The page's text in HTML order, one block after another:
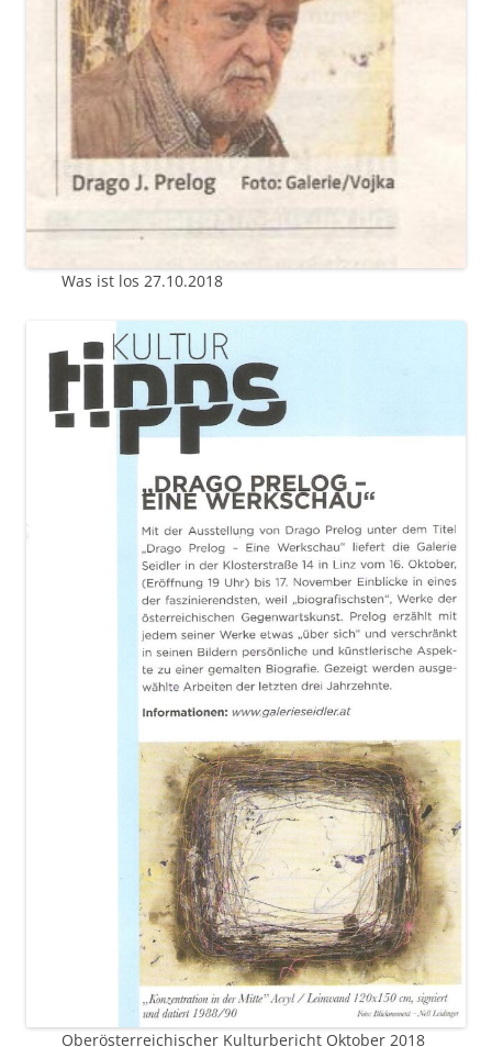
Was ist los 27.10.2018
Oberösterreichischer Kulturbericht Oktober 2018